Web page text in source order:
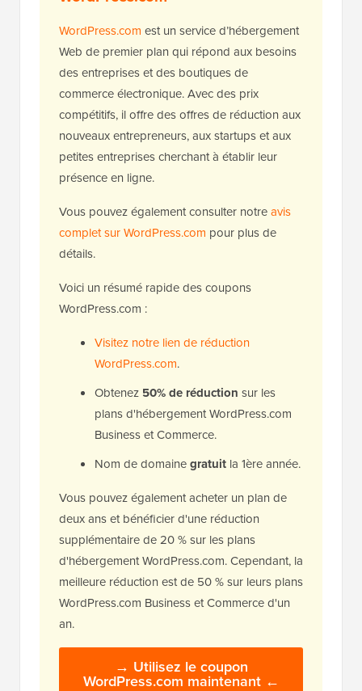
WordPress.com est un service d’hébergement
Web de premier plan qui répond aux besoins
des entreprises et des boutiques de
commerce électronique. Avec des prix
compétitifs, il offre des offres de réduction aux
nouveaux entrepreneurs, aux startups et aux
petites entreprises cherchant à établir leur
présence en ligne.
Vous pouvez également consulter notreavis
complet sur WordPress.com pour plus de
détails.
Voici un résumé rapide des coupons
WordPress.com :
Visitez notre lien de réduction
WordPress.com.
Obtenez 50% de réduction sur les
plans d'hébergement WordPress.com
Business et Commerce.
Nom de domainegratuit la 1ère année.
Vous pouvez également acheter un plan de
deux ans et bénéficier d'une réduction
supplémentaire de 20 % sur les plans
d'hébergement WordPress.com. Cependant, la
meilleure réduction est de 50 % sur leurs plans
WordPress.com Business et Commerce d'un
an.
→ Utilisez le coupon
WordPress.com maintenant ←